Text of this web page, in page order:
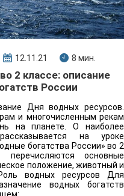
12.11.21 8 мин.
2 классе: описание
России
Дня водных ресурсов.
и многочисленным рекам
на планете. О наиболее
на уроке
богатства России» во 2
основные
положение, животный и
водных ресурсов Для
водных богатств